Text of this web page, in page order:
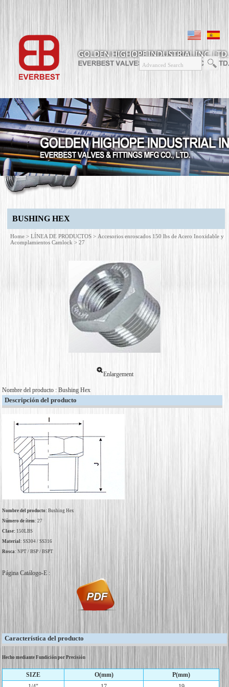
BUSHING HEX
Home > LÍNEA DE PRODUCTOS > Accesorios enroscados 150 lbs de Acero Inoxidable y
Acomplamientos Camlock > 27
Enlargement
Nombre del producto : Bushing Hex
Descripción del producto
Nombre del producto: Bushing Hex
Número de ítem: 27
Clase: 150LBS
Material: SS304 / SS316
Rosca: NPT / BSP / BSPT
Página Catálogo-E :
Característica del producto
Hecho mediante Fundición por Precisión
SIZE O(mm)
P(mm)